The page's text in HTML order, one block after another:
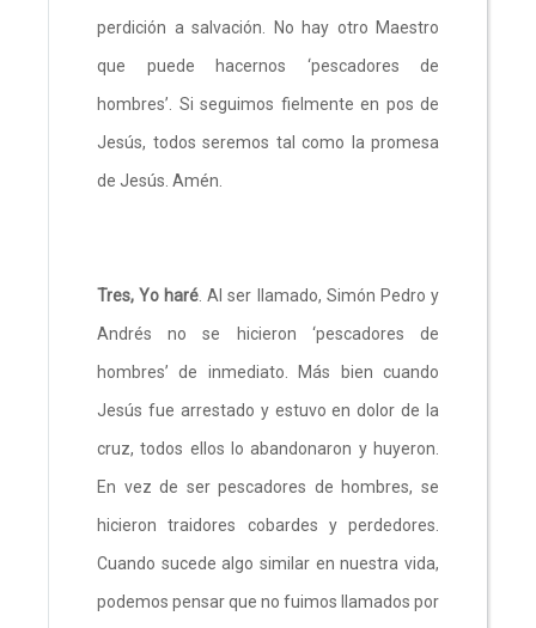
perdición a salvación. No hay otro Maestro
que puede hacernos ‘pescadores de
hombres’. Si seguimos fielmente en pos de
Jesús, todos seremos tal como la promesa
de Jesús. Amén.
Tres, Yo haré . Al ser llamado, Simón Pedro y
Andrés no se hicieron ‘pescadores de
hombres’ de inmediato. Más bien cuando
Jesús fue arrestado y estuvo en dolor de la
cruz, todos ellos lo abandonaron y huyeron.
En vez de ser pescadores de hombres, se
hicieron traidores cobardes y perdedores.
Cuando sucede algo similar en nuestra vida,
podemos pensar que no fuimos llamados por